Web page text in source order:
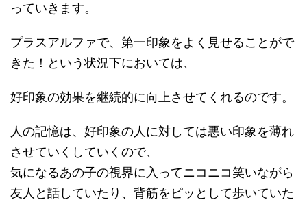
っていきます。
プラスアルファで、第一印象をよく見せることがで
きた！という状況下においては、
好印象の効果を継続的に向上させてくれるのです。
人の記憶は、好印象の人に対しては悪い印象を薄れ
させていくしていくので、
気になるあの子の視界に入ってニコニコ笑いながら
友人と話していたり、背筋をピッとして歩いていた